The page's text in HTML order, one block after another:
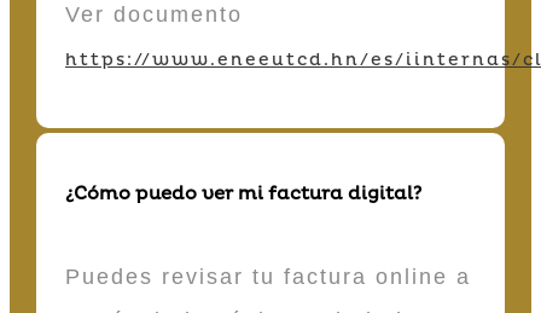
Ver documento
https://www.eneeutcd.hn/es/iinternas/
¿Cómo puedo ver mi factura digital?
Puedes revisar tu factura online a